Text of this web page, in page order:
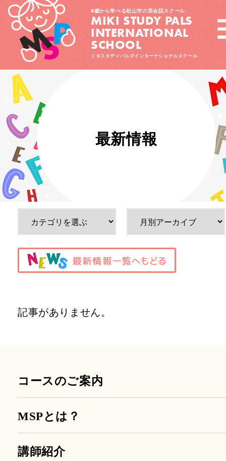
0歳から学べる松山市の英会話スクール
MIKI STUDY PALS
INTERNATIONAL
SCHOOL
ミキスタディパルズインターナショナルスクール
最新情報
記事がありません。
コースのご案内
MSPとは？
講師紹介